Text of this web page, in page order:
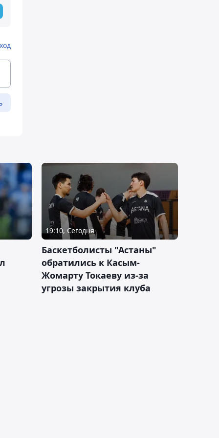
19:10, Сегодня
Баскетболисты "Астаны"
обратились к Касым-
Жомарту Токаеву из-за
угрозы закрытия клуба